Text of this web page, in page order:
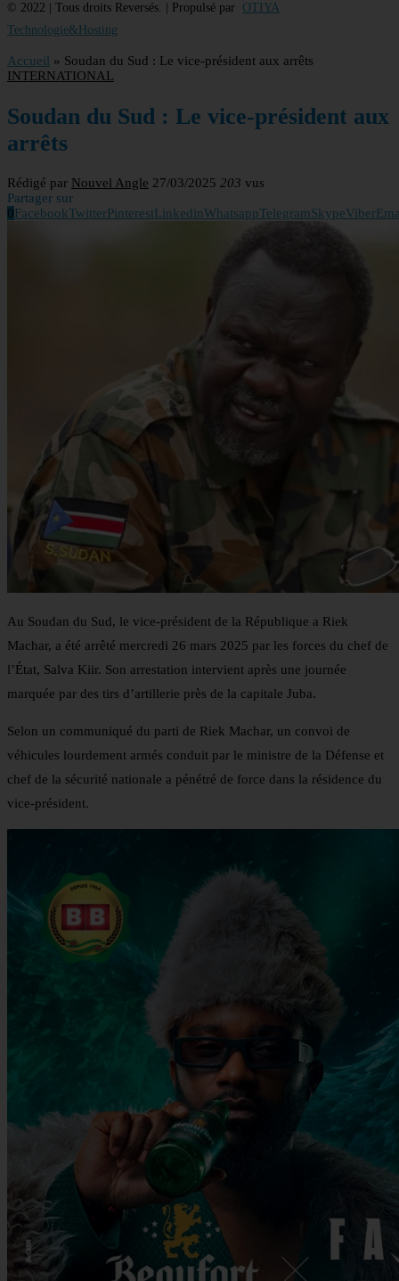
© 2022 | Tous droits Reversés. | Propulsé par OTIYA
Technologie&Hosting
Accueil » Soudan du Sud : Le vice-président aux arrêts
INTERNATIONAL
Soudan du Sud : Le vice-président aux
arrêts
Rédigé par Nouvel Angle 27/03/2025 203 vus
Partager sur
0FacebookTwitterPinterestLinkedinWhatsappTelegramSkypeViber
Au Soudan du Sud, le vice-président de la République a Riek
Machar, a été arrêté mercredi 26 mars 2025 par les forces du chef de
l’État, Salva Kiir. Son arrestation intervient après une journée
marquée par des tirs d’artillerie près de la capitale Juba.
Selon un communiqué du parti de Riek Machar, un convoi de
véhicules lourdement armés conduit par le ministre de la Défense et
chef de la sécurité nationale a pénétré de force dans la résidence du
vice-président.